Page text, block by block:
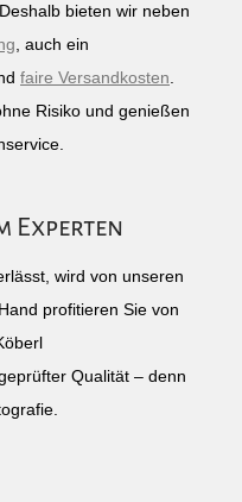
bieten wir neben
, auch ein
faire Versandkosten
Risiko und genießen
Experten
wird von unseren
profitieren Sie von
Qualität – denn